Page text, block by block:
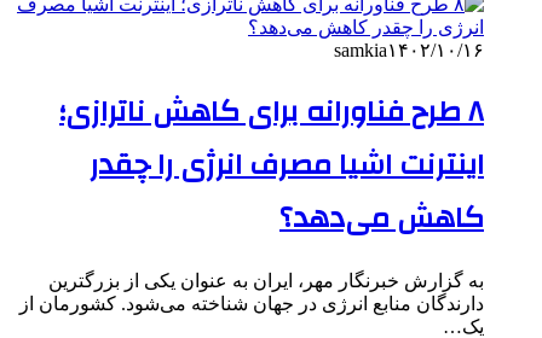
samkia۱۴۰۲/۱۰/۱۶
۸ طرح فناورانه برای کاهش ناترازی‌؛
اینترنت اشیا مصرف انرژی را چقدر
کاهش می‌دهد؟
به گزارش خبرنگار مهر، ایران به عنوان یکی از بزرگترین
دارندگان منابع انرژی در جهان شناخته می‌شود. کشورمان از
یک…